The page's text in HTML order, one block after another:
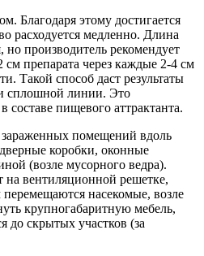
Благодаря этому достигается
расходуется медленно. Длина
но производитель рекомендует
см препарата через каждые 2-4 см
Такой способ даст результаты
сплошной линии. Это
составе пищевого аттрактанта.
зараженных помещений вдоль
коробки, оконные
(возле мусорного ведра).
на вентиляционной решетке,
насекомые, возле
крупногабаритную мебель,
до скрытых участков (за